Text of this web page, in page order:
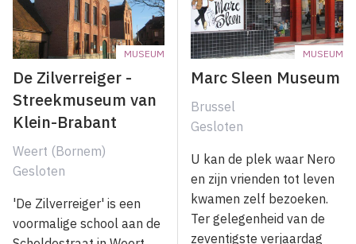
MUSEUM
De Zilverreiger -
Streekmuseum van
Klein-Brabant
Weert (Bornem)
Gesloten
'De Zilverreiger' is een
voormalige school aan de
MUSEUM
Marc Sleen Museum
Brussel
Gesloten
U kan de plek waar Nero
en zijn vrienden tot leven
kwamen zelf bezoeken.
Ter gelegenheid van de
zeventigste verjaardag